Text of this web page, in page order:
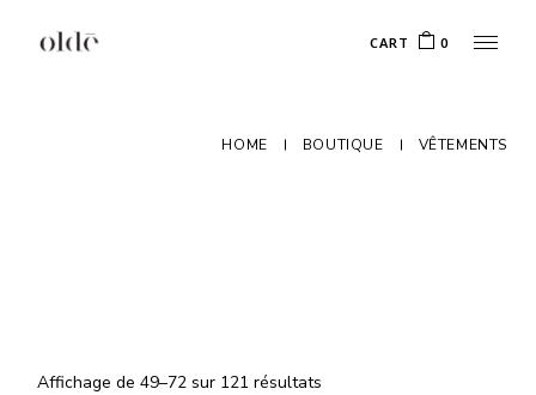
CART 0
HOME BOUTIQUE VÊTEMENTS
Affichage de 49–72 sur 121 résultats